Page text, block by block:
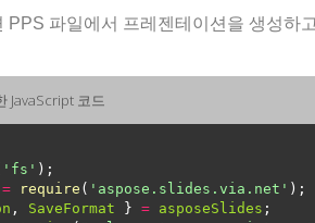
PPS 파일에서 프레젠테이션을 생성하
JavaScript 코드
'fs'
= require ( 'aspose.slides.via.net'
, SaveFormat } = asposeSlides